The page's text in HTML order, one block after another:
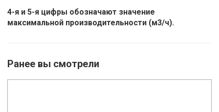
4-я и 5-я цифры обозначают значение
максимальной производительности (м3/ч).
Ранее вы смотрели